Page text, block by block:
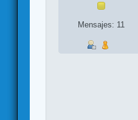
Mensajes: 11